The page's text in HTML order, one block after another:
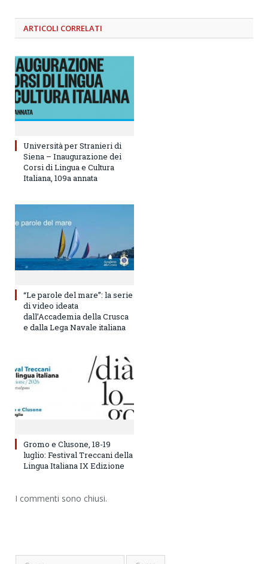
ARTICOLI CORRELATI
Università per Stranieri di
Siena – Inaugurazione dei
Corsi di Lingua e Cultura
Italiana, 109a annata
“Le parole del mare”: la serie
di video ideata
dall’Accademia della Crusca
e dalla Lega Navale italiana
Gromo e Clusone, 18-19
luglio: Festival Treccani della
Lingua Italiana IX Edizione
I commenti sono chiusi.